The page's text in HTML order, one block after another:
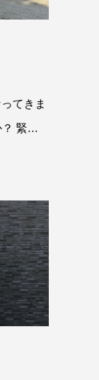
てきま
緊急
、山口